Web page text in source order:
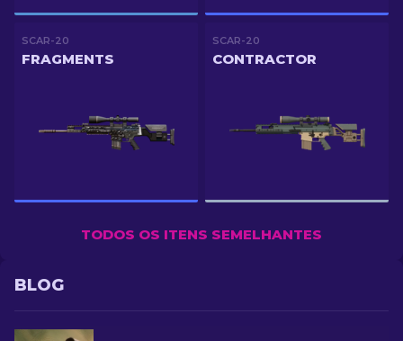
SCAR-20
FRAGMENTS
SCAR-20
CONTRACTOR
TODOS OS ITENS SEMELHANTES
BLOG